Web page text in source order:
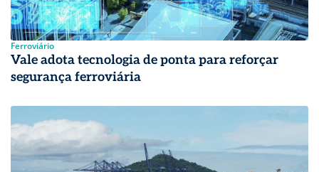
Ferroviário
Vale adota tecnologia de ponta para reforçar
segurança ferroviária